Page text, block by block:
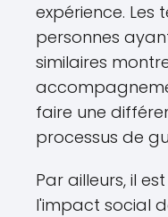
expérience. Les
personnes
similaires
faire une
processus de
Par ailleurs, il
l'impact social